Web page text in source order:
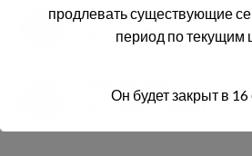
VDS-10-10-60
7,300₸ / month
7,800₸ / month
продлевать существующие
период по текущим
Он будет закрыт в 16